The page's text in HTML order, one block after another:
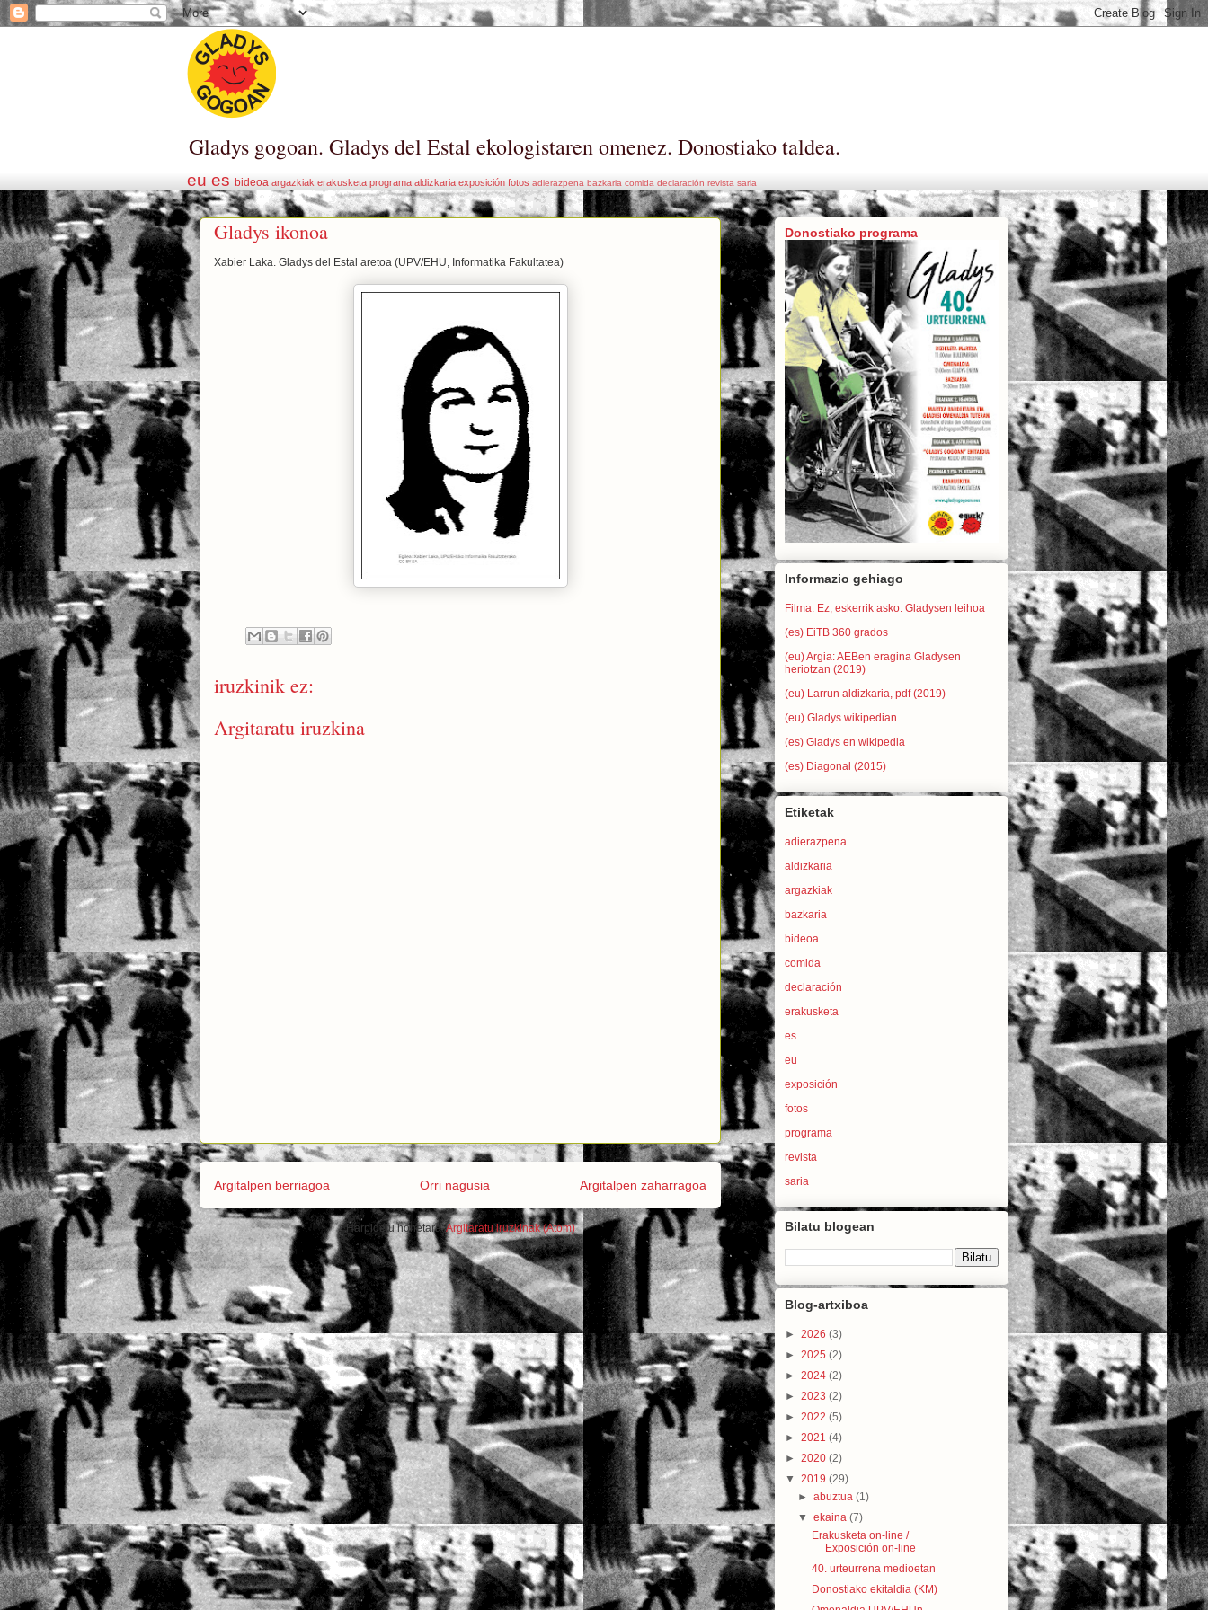
Gladys gogoan. Gladys del Estal ekologistaren omenez. Donostiako taldea.
eu es bideoa argazkiak erakusketa programa aldizkaria exposición fotos adierazpena bazkaria comida declaración revista saria
Gladys ikonoa
Xabier Laka. Gladys del Estal aretoa (UPV/EHU, Informatika Fakultatea)
iruzkinik ez:
Argitaratu iruzkina
Argitalpen berriagoa Argitalpen zaharragoa
Orri nagusia
Harpidetu honetara:Argitaratu iruzkinak (Atom)
Donostiako programa
Informazio gehiago
Filma: Ez, eskerrik asko. Gladysen leihoa
(es) EiTB 360 grados
(eu) Argia: AEBen eragina Gladysen
heriotzan (2019)
(eu) Larrun aldizkaria, pdf (2019)
(eu) Gladys wikipedian
(es) Gladys en wikipedia
(es) Diagonal (2015)
Etiketak
adierazpena
aldizkaria
argazkiak
bazkaria
bideoa
comida
declaración
erakusketa
es
eu
exposición
fotos
programa
revista
saria
Bilatu blogean
Blog-artxiboa
► 2026 (3)
► 2025 (2)
► 2024 (2)
► 2023 (2)
► 2022 (5)
► 2021 (4)
► 2020 (2)
▼ 2019 (29)
►abuztua(1)
▼ekaina(7)
Erakusketa on-line /
Exposición on-line
40. urteurrena medioetan
Donostiako ekitaldia (KM)